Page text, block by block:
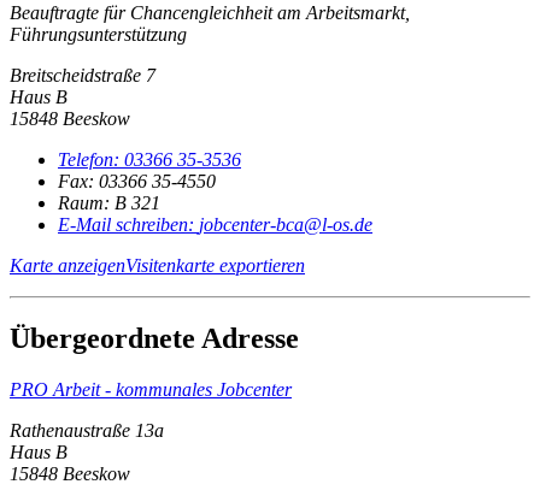
Beauftragte für Chancengleichheit am Arbeitsmarkt,
Führungsunterstützung
Breitscheidstraße 7
Haus B
15848 Beeskow
Telefon: 03366 35-3536
Fax: 03366 35-4550
Raum: B 321
E-Mail schreiben: jobcenter-bca@l-os.de
Karte anzeigenVisitenkarte exportieren
Übergeordnete Adresse
PRO Arbeit - kommunales Jobcenter
Rathenaustraße 13a
Haus B
15848 Beeskow